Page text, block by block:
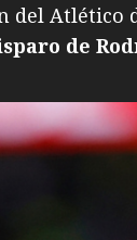
del Atlético
de